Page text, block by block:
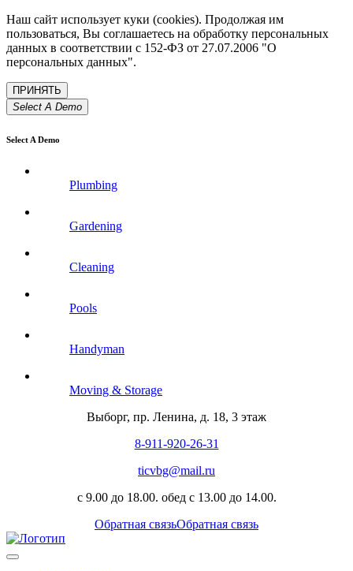
Наш сайт использует куки (cookies). Продолжая им
пользоваться, Вы соглашаетесь на обработку персональных
данных в соответствии с 152-ФЗ от 27.07.2006 "О
персональных данных".
Select A Demo
Select A Demo
Plumbing
Gardening
Cleaning
Pools
Handyman
Moving & Storage
Выборг, пр. Ленина, д. 18, 3 этаж
8-911-920-26-31
ticvbg@mail.ru
с 9.00 до 18.00. обед с 13.00 до 14.00.
Обратная связьОбратная связь